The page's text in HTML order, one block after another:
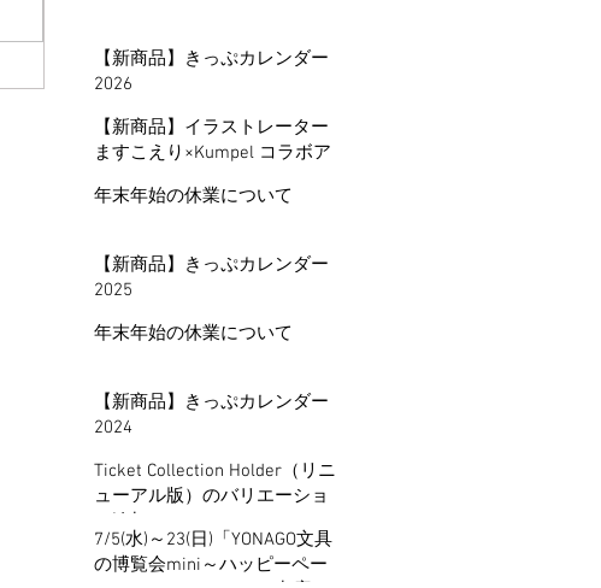
【新商品】きっぷカレンダー
2026
【新商品】イラストレーター
ますこえり×Kumpel コラボア
年末年始の休業について
【新商品】きっぷカレンダー
2025
年末年始の休業について
【新商品】きっぷカレンダー
2024
Ticket Collection Holder（リニ
ューアル版）のバリエーショ
7/5(水)～23(日)「YONAGO文具
の博覧会mini～ハッピーペー